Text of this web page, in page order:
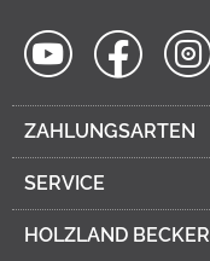
ZAHLUNGSARTEN
SERVICE
HOLZLAND BECKER